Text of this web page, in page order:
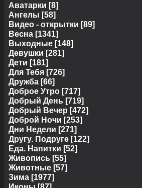
Аватарки [8]
Ангелы [58]
Видео - открытки [89]
Весна [1341]
Выходные [148]
Девушки [281]
Дети [181]
Для Тебя [726]
Дружба [66]
Доброе Утро [717]
Добрый День [719]
Добрый Вечер [472]
Доброй Ночи [253]
Дни Недели [271]
Другу. Подруге [122]
Еда. Напитки [52]
Живопись [55]
Животные [57]
Зима [1977]